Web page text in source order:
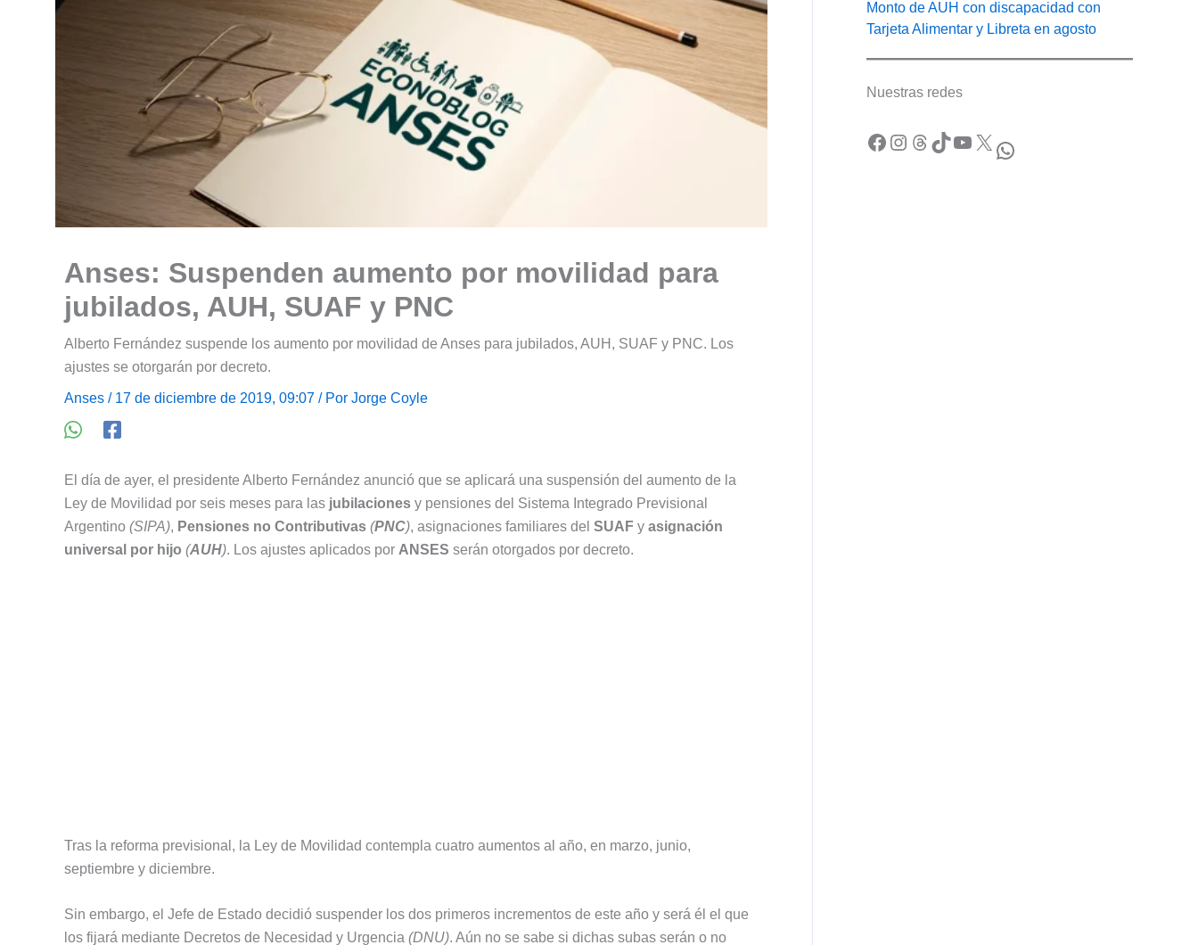
Anses: Suspenden aumento por movilidad para
jubilados, AUH, SUAF y PNC
Alberto Fernández suspende los aumento por movilidad de Anses para jubilados, AUH, SUAF y PNC. Los
ajustes se otorgarán por decreto.
Anses / 17 de diciembre de 2019, 09:07 / Por Jorge Coyle
El día de ayer, el presidente Alberto Fernández anunció que se aplicará una suspensión del aumento de la
Ley de Movilidad por seis meses para las jubilaciones y pensiones del Sistema Integrado Previsional
Argentino (SIPA), Pensiones no Contributivas (PNC), asignaciones familiares del SUAF y asignación
universal por hijo (AUH). Los ajustes aplicados por ANSES serán otorgados por decreto.
Tras la reforma previsional, la Ley de Movilidad contempla cuatro aumentos al año, en marzo, junio,
septiembre y diciembre.
Sin embargo, el Jefe de Estado decidió suspender los dos primeros incrementos de este año y será él el que
los fijará mediante Decretos de Necesidad y Urgencia (DNU). Aún no se sabe si dichas subas serán o no
Monto de AUH con discapacidad con
Tarjeta Alimentar y Libreta en agosto
Nuestras redes
Facebook Instagram Threads TikTok YouTube X WhatsApp